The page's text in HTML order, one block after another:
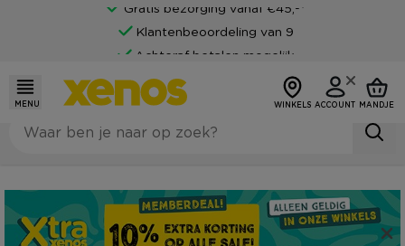
Gratis bezorging vanaf €45,-*
Klantenbeoordeling van 9
Achteraf betalen mogelijk
MENU WINKELS ACCOUNT MANDJE